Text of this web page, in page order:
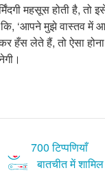
महसूस होती है, तो
‘आपने मुझे वास्तव में
हँस लेते हैं, तो ऐसा
700 टिप्पणियाँ
बातचीत में शामिल